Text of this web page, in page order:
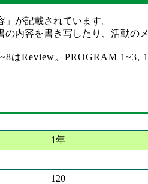
が記載されています。
内容を書き写したり、活動の
はReview。PROGRAM 1~3,
1年
120